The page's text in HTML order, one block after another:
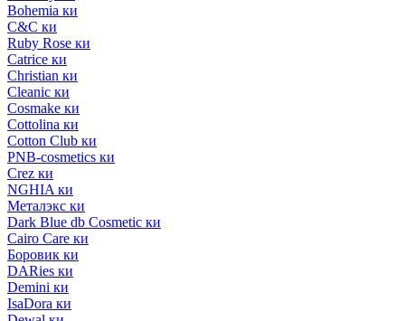
Bohemia ки
C&C ки
Ruby Rose ки
Catrice ки
Christian ки
Cleanic ки
Cosmake ки
Cottolina ки
Cotton Club ки
PNB-cosmetics ки
Crez ки
NGHIA ки
Металэкс ки
Dark Blue db Cosmetic ки
Cairo Care ки
Боровик ки
DARies ки
Demini ки
IsaDora ки